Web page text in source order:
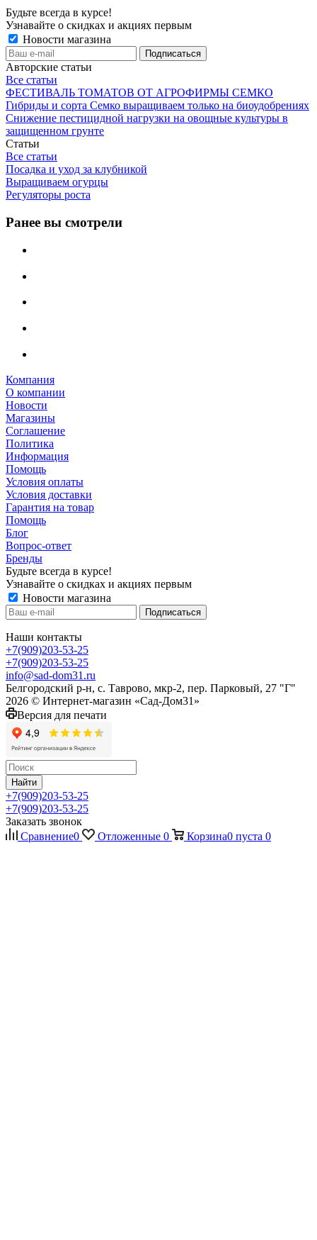
Будьте всегда в курсе!
Узнавайте о скидках и акциях первым
Новости магазина
Авторские статьи
Все статьи
ФЕСТИВАЛЬ ТОМАТОВ ОТ АГРОФИРМЫ СЕМКО
Гибриды и сорта Семко выращиваем только на биоудобрениях
Снижение пестицидной нагрузки на овощные культуры в
защищенном грунте
Статьи
Все статьи
Посадка и уход за клубникой
Выращиваем огурцы
Регуляторы роста
Ранее вы смотрели
Компания
О компании
Новости
Магазины
Соглашение
Политика
Информация
Помощь
Условия оплаты
Условия доставки
Гарантия на товар
Помощь
Блог
Вопрос-ответ
Бренды
Будьте всегда в курсе!
Узнавайте о скидках и акциях первым
Новости магазина
Наши контакты
+7(909)203-53-25
+7(909)203-53-25
info@sad-dom31.ru
Белгородский р-н, с. Таврово, мкр-2, пер. Парковый, 27 "Г"
2026 © Интернет-магазин «Сад-Дом31»
Версия для печати
Найти
+7(909)203-53-25
+7(909)203-53-25
Заказать звонок
Сравнение0 Отложенные 0 Корзина0 пуста 0